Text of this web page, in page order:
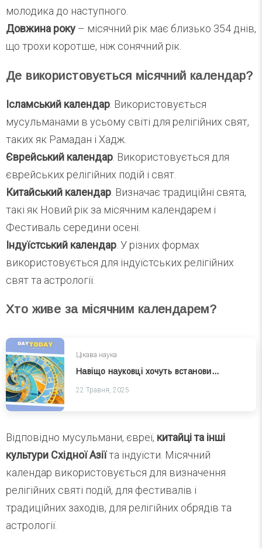
молодика до наступного.
Довжина року – місячний рік має близько 354 днів,
що трохи коротше, ніж сонячний рік.
Де використовується місячний календар?
Ісламський календар . Використовується
мусульманами в усьому світі для релігійних свят,
таких як Рамадан і Хадж.
Єврейський календар . Використовується для
єврейських релігійних подій і свят.
Китайський календар . Визначає традиційні свята,
такі як Новий рік за місячним календарем і
Фестиваль середини осені.
Індуїстський календар . У різних формах
використовується для індуїстських релігійних
свят та астрології.
Хто живе за місячним календарем?
Цікава наука
Навіщо науковці хочуть встановити годинник на Місяці — і чому це потрібно вже зараз
22 Травня, 2025
Відповідно мусульмани, євреї, китайці та інші
культури Східної Азіїта індуїсти. Місячний
календар використовується для визначення
релігійних святі подій, для фестивалів і
традиційних заходів, для релігійних обрядів та
астрології.